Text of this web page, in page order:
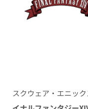
スクウェア・エニッ